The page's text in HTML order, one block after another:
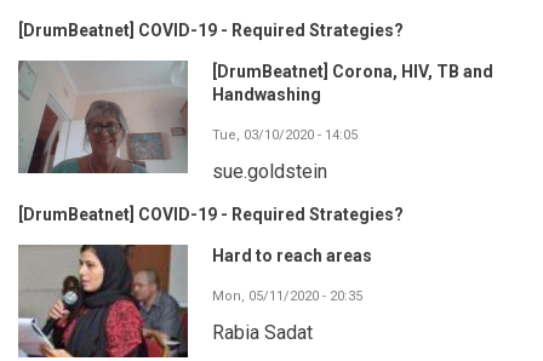
[DrumBeatnet] COVID-19 - Required Strategies?
[DrumBeatnet] Corona, HIV, TB and
Handwashing
Tue, 03/10/2020 - 14:05
sue.goldstein
[DrumBeatnet] COVID-19 - Required Strategies?
Hard to reach areas
Mon, 05/11/2020 - 20:35
Rabia Sadat